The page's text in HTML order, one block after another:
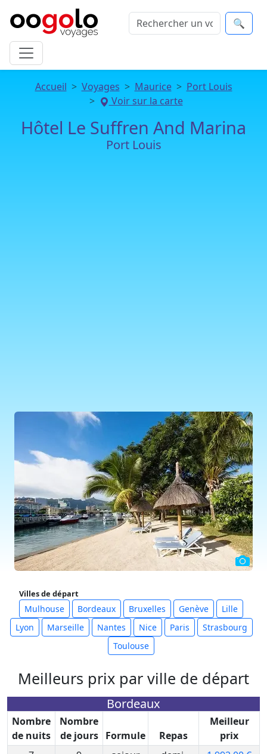
🔍
Accueil Voyages Maurice
Port Louis
Voir sur la carte
Hôtel Le Suffren And Marina
Port Louis
Villes de départ
Mulhouse Bordeaux Bruxelles Genève
Lille
Lyon
Marseille Nantes Nice Paris
Strasbourg
Toulouse
Meilleurs prix par ville de départ
Bordeaux
Nombre
de nuits
Nombre
de jours
Formule Repas
Meilleur
prix